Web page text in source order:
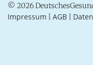
© 2026
Impressum AGB